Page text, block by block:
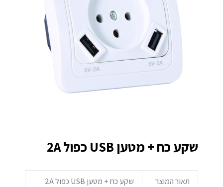
שקע כח + מטען USB כפול 2A
תאור המוצר שקע כח + מטען USB כפול 2A